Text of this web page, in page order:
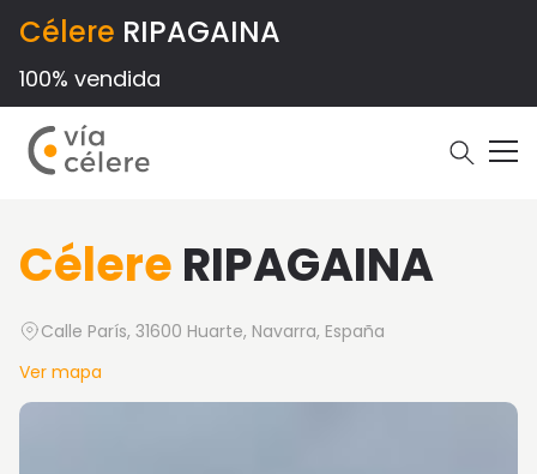
Célere RIPAGAINA
100% vendida
Célere RIPAGAINA
Calle París, 31600 Huarte, Navarra, España
Ver mapa